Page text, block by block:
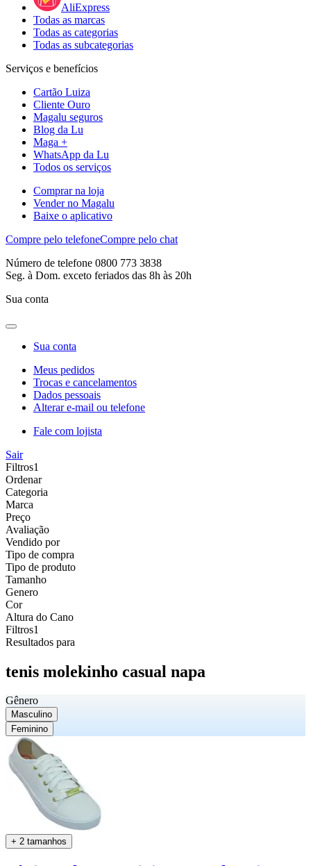
AliExpress
Todas as marcas
Todas as categorias
Todas as subcategorias
Serviços e benefícios
Cartão Luiza
Cliente Ouro
Magalu seguros
Blog da Lu
Maga +
WhatsApp da Lu
Todos os serviços
Comprar na loja
Vender no Magalu
Baixe o aplicativo
Compre pelo telefoneCompre pelo chat
Número de telefone 0800 773 3838
Seg. à Dom. exceto feriados das 8h às 20h
Sua conta
Sua conta
Meus pedidos
Trocas e cancelamentos
Dados pessoais
Alterar e-mail ou telefone
Fale com lojista
Sair
Filtros1
Ordenar
Categoria
Marca
Preço
Avaliação
Vendido por
Tipo de compra
Tipo de produto
Tamanho
Genero
Cor
Altura do Cano
Filtros1
Resultados para
tenis molekinho casual napa
Gênero
Masculino
Feminino
+ 2 tamanhos